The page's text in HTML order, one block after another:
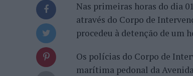
Nas primeiras horas do dia
através do Corpo de
procedeu à detenção de um
Os polícias do Corpo de
marítima pedonal da